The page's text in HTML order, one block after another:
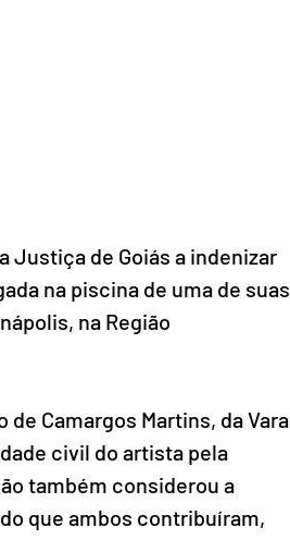
Justiça de Goiás a indenizar
na piscina de uma de suas
na Região
Camargos Martins, da Vara
civil do artista pela
também considerou a
que ambos contribuíram,